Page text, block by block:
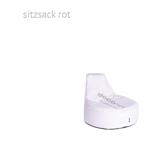
sitzsack rot